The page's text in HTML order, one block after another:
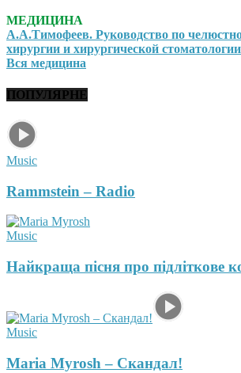
МЕДИЦИНА
А.А.Тимофеев. Руководство по
хирургии и хирургической стоматологии
Вся медицина
ПОПУЛЯРНЕ
Music
Rammstein – Radio
Music
Найкраща пісня про підліткове
Music
Maria Myrosh – Скандал!